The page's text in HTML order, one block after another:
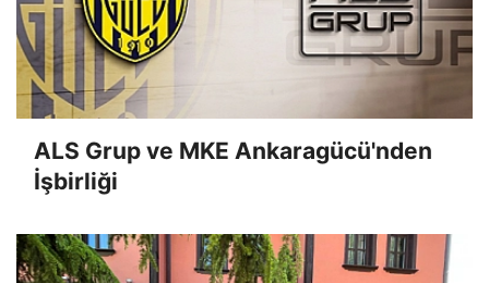
ALS Grup ve MKE Ankaragücü'nden
İşbirliği